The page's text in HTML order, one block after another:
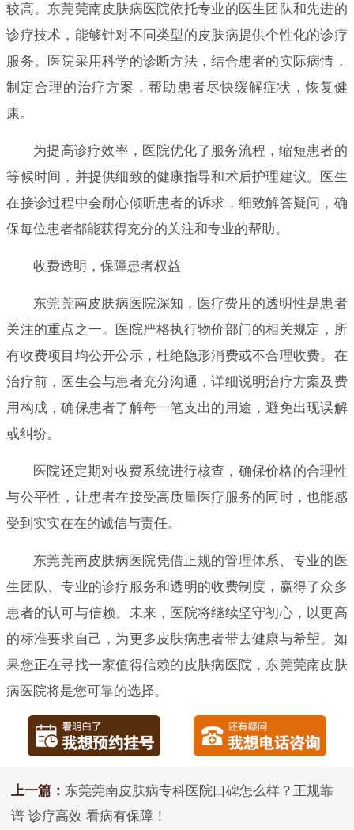
较高。东莞莞南皮肤病医院依托专业的医生团队和先进的
诊疗技术，能够针对不同类型的皮肤病提供个性化的诊疗
服务。医院采用科学的诊断方法，结合患者的实际病情，
制定合理的治疗方案，帮助患者尽快缓解症状，恢复健
康。
为提高诊疗效率，医院优化了服务流程，缩短患者的
等候时间，并提供细致的健康指导和术后护理建议。医生
在接诊过程中会耐心倾听患者的诉求，细致解答疑问，确
保每位患者都能获得充分的关注和专业的帮助。
收费透明，保障患者权益
东莞莞南皮肤病医院深知，医疗费用的透明性是患者
关注的重点之一。医院严格执行物价部门的相关规定，所
有收费项目均公开公示，杜绝隐形消费或不合理收费。在
治疗前，医生会与患者充分沟通，详细说明治疗方案及费
用构成，确保患者了解每一笔支出的用途，避免出现误解
或纠纷。
医院还定期对收费系统进行核查，确保价格的合理性
与公平性，让患者在接受高质量医疗服务的同时，也能感
受到实实在在的诚信与责任。
东莞莞南皮肤病医院凭借正规的管理体系、专业的医
生团队、专业的诊疗服务和透明的收费制度，赢得了众多
患者的认可与信赖。未来，医院将继续坚守初心，以更高
的标准要求自己，为更多皮肤病患者带去健康与希望。如
果您正在寻找一家值得信赖的皮肤病医院，东莞莞南皮肤
病医院将是您可靠的选择。
上一篇： 东莞莞南皮肤病专科医院口碑怎么样？正规靠
谱 诊疗高效 看病有保障！